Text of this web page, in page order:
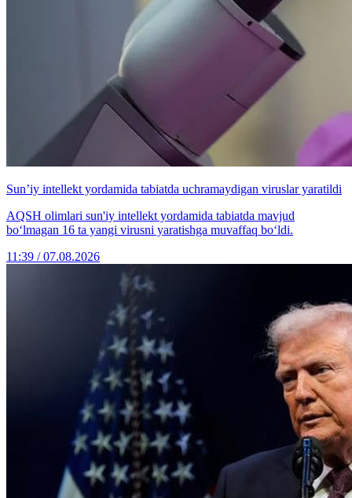
Sun’iy intellekt yordamida tabiatda uchramaydigan viruslar yaratildi
AQSH olimlari sun'iy intellekt yordamida tabiatda mavjud
bo‘lmagan 16 ta yangi virusni yaratishga muvaffaq bo‘ldi.
11:39 / 07.08.2026